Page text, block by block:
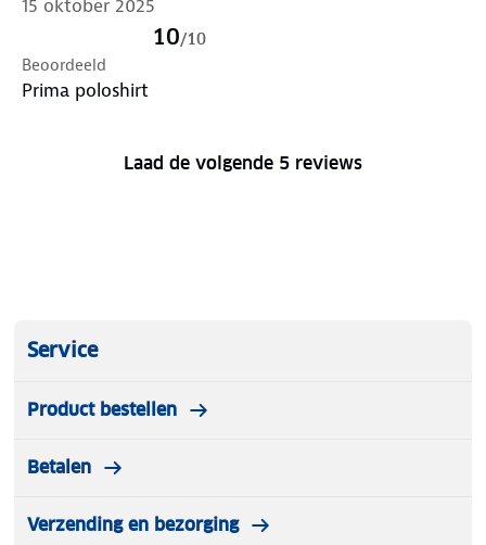
15 oktober 2025
10/10
Beoordeeld
Prima poloshirt
Laad de volgende 5 reviews
Service
Product bestellen
Betalen
Verzending en bezorging